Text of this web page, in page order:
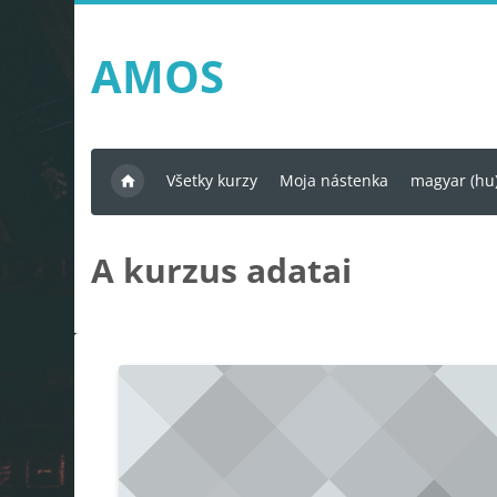
AMOS
Všetky kurzy Moja nástenka magyar
A kurzus adatai